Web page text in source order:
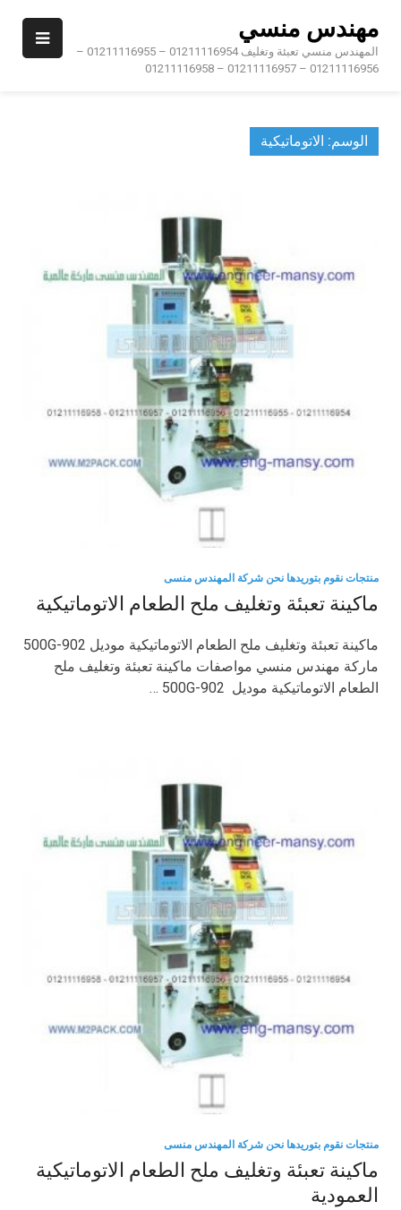
content
مهندس منسي
المهندس منسي تعبئة وتغليف 01211116954 – 01211116955 –
01211116956 – 01211116957 – 01211116958
الوسم: الاتوماتيكية
منتجات نقوم بتوريدها نحن شركة المهندس منسى
ماكينة تعبئة وتغليف ملح الطعام الاتوماتيكية
ماكينة تعبئة وتغليف ملح الطعام الاتوماتيكية موديل 902-500G
ماركة مهندس منسي مواصفات ماكينة تعبئة وتغليف ملح
الطعام الاتوماتيكية موديل 902-500G …
منتجات نقوم بتوريدها نحن شركة المهندس منسى
ماكينة تعبئة وتغليف ملح الطعام الاتوماتيكية
العمودية